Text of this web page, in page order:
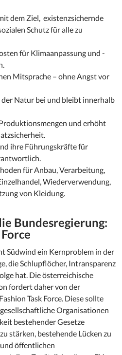
dem Ziel, existenzsichernde
Schutz für alle zu
für Klimaanpassung und -
Mitsprache – ohne Angst vor
Natur bei und bleibt innerhalb
und erhöht
ihre Führungskräfte für
für Anbau, Verarbeitung,
Wiederverwendung,
von Kleidung.
Bundesregierung:
Südwind ein Kernproblem in der
die Schlupflöcher, Intransparenz
hat. Die österreichische
fordert daher von der
Task Force. Diese sollte
Organisationen
bestehender Gesetze
stärken, bestehende Lücken zu
öffentlichen